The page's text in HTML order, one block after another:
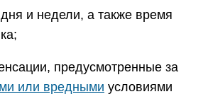
и недели, а также время
предусмотренные за
или вредными условиями